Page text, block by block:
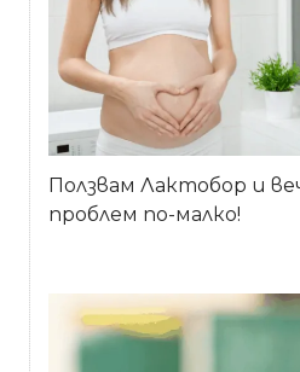
Ползвам Лактобор и
проблем по-малко!